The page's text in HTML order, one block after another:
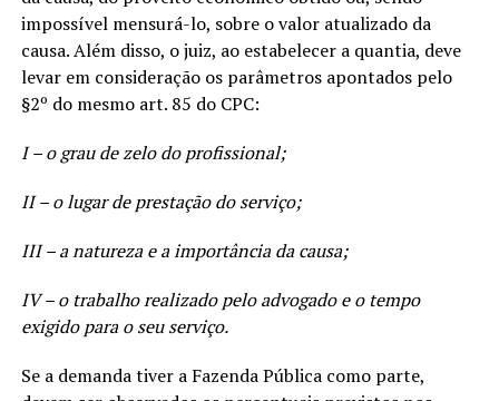
impossível mensurá-lo, sobre o valor atualizado da
causa. Além disso, o juiz, ao estabelecer a quantia, deve
levar em consideração os parâmetros apontados pelo
§2º do mesmo art. 85 do CPC:
I – o grau de zelo do profissional;
II – o lugar de prestação do serviço;
III – a natureza e a importância da causa;
IV – o trabalho realizado pelo advogado e o tempo
exigido para o seu serviço.
Se a demanda tiver a Fazenda Pública como parte,